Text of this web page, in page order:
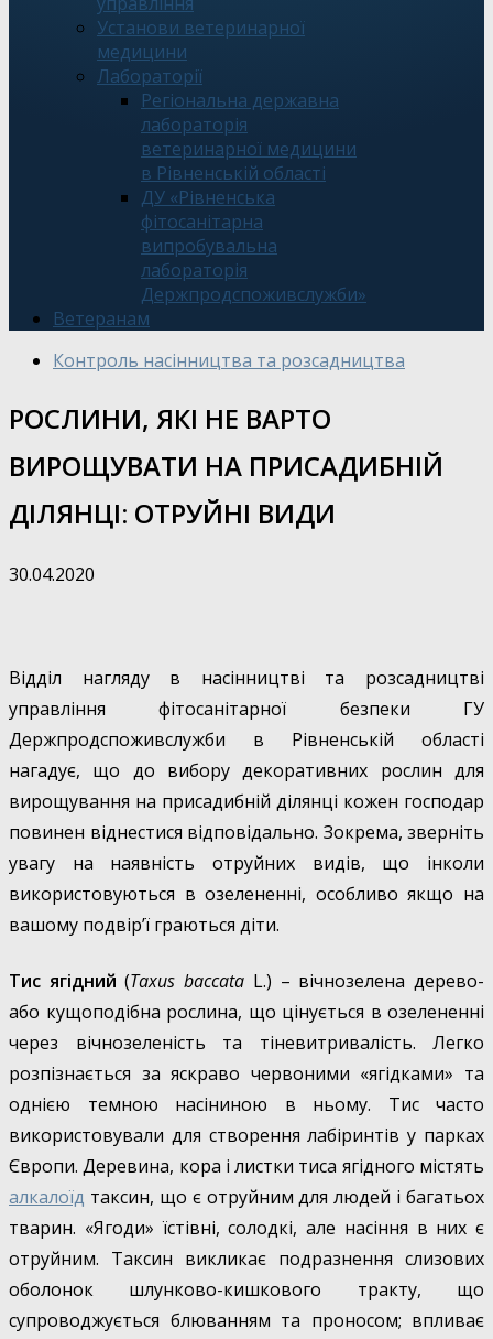
Установи ветеринарної
медицини
Лабораторії
Регіональна державна
лабораторія
ветеринарної медицини
в Рівненській області
ДУ «Рівненська
фітосанітарна
випробувальна
лабораторія
Держпродспоживслужби»
Ветеранам
Контроль насінництва та розсадництва
РОСЛИНИ, ЯКІ НЕ ВАРТО
ВИРОЩУВАТИ НА ПРИСАДИБНІЙ
ДІЛЯНЦІ: ОТРУЙНІ ВИДИ
30.04.2020
Відділ нагляду в насінництві та розсадництві
управління фітосанітарної безпеки ГУ
Держпродспоживслужби в Рівненській області
нагадує, що до вибору декоративних рослин для
вирощування на присадибній ділянці кожен господар
повинен віднестися відповідально. Зокрема, зверніть
увагу на наявність отруйних видів, що інколи
використовуються в озелененні, особливо якщо на
вашому подвір’ї граються діти.
Тис ягідний (Taxus baccata L.) – вічнозелена дерево-
або кущоподібна рослина, що цінується в озелененні
через вічнозеленість та тіневитривалість. Легко
розпізнається за яскраво червоними «ягідками» та
однією темною насіниною в ньому. Тис часто
використовували для створення лабіринтів у парках
Європи. Деревина, кора і листки тиса ягідного містять
алкалоїд таксин, що є отруйним для людей і багатьох
тварин. «Ягоди» їстівні, солодкі, але насіння в них є
отруйним. Таксин викликає подразнення слизових
оболонок шлунково-кишкового тракту, що
супроводжується блюванням та проносом; впливає